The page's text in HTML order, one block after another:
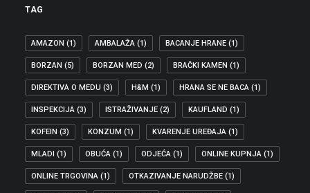
TAG
AMAZON (1) AMBALAŽA (1) BACANJE HRANE (1)
BORZAN (5) BORZAN MED (2) BRAČKI KAMEN (1)
DIREKTIVA O MEDU (3) H&M (1) HRANA SE NE BACA (1)
INSPEKCIJA (3) ISTRAŽIVANJE (2) KAUFLAND (1)
KOFEIN (3) KONZUM (1) KVARENJE UREĐAJA (1)
MLADI (1) OBUĆA (1) ODJEĆA (1) ONLINE KUPNJA (1)
ONLINE TRGOVINA (1) OTKAZIVANJE NARUDŽBE (1)